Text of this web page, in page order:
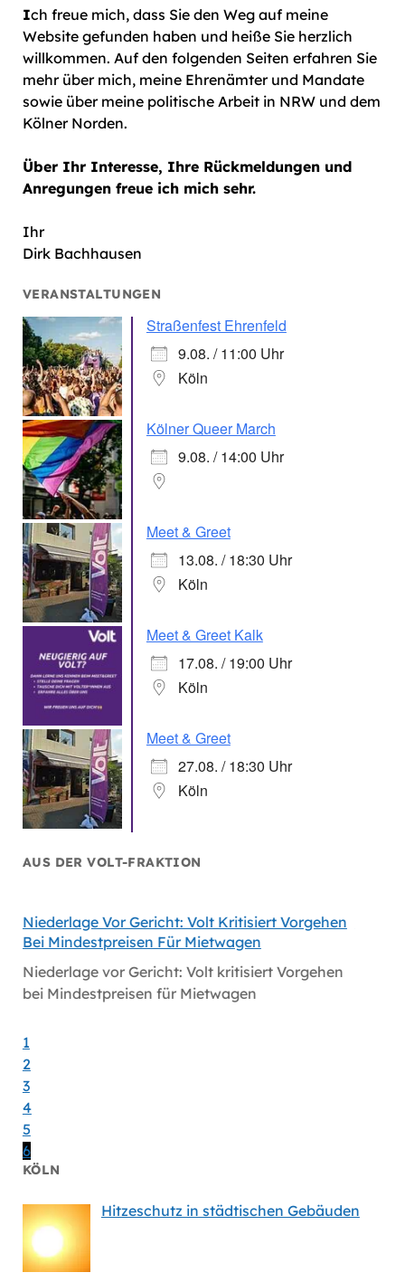
Ich freue mich, dass Sie den Weg auf meine
Website gefunden haben und heiße Sie herzlich
willkommen. Auf den folgenden Seiten erfahren Sie
mehr über mich, meine Ehrenämter und Mandate
sowie über meine politische Arbeit in NRW und dem
Kölner Norden.
Über Ihr Interesse, Ihre Rückmeldungen und
Anregungen freue ich mich sehr.
Ihr
Dirk Bachhausen
VERANSTALTUNGEN
Straßenfest Ehrenfeld
9.08. / 11:00 Uhr
Köln
Kölner Queer March
9.08. / 14:00 Uhr
Meet & Greet
13.08. / 18:30 Uhr
Köln
Meet & Greet Kalk
17.08. / 19:00 Uhr
Köln
Meet & Greet
27.08. / 18:30 Uhr
Köln
AUS DER VOLT-FRAKTION
Niederlage Vor Gericht: Volt Kritisiert Vorgehen
Bei Mindestpreisen Für Mietwagen
Niederlage vor Gericht: Volt kritisiert Vorgehen
bei Mindestpreisen für Mietwagen
1
2
3
4
5
6
KÖLN
Hitzeschutz in städtischen Gebäuden